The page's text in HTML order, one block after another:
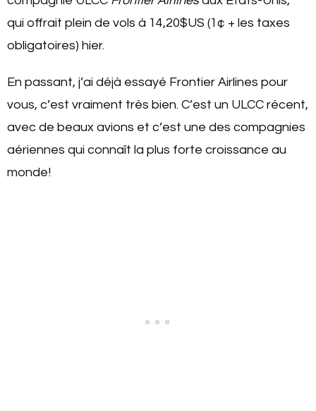
qui offrait plein de vols à 14,20$US (1¢ + les taxes
obligatoires) hier.
En passant, j’ai déjà essayé Frontier Airlines pour
vous, c’est vraiment très bien. C’est un ULCC récent,
avec de beaux avions et c’est une des compagnies
aériennes qui connaît la plus forte croissance au
monde!